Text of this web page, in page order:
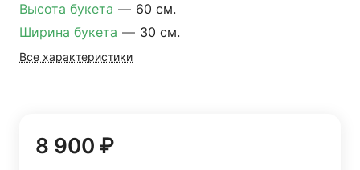
Высота букета — 60 см.
Ширина букета — 30 см.
Все характеристики
8 900 ₽